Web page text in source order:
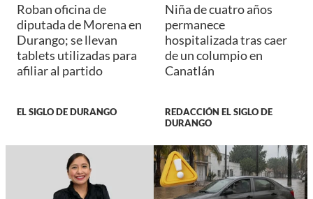
Roban oficina de
diputada de Morena en
Durango; se llevan
tablets utilizadas para
afiliar al partido
EL SIGLO DE DURANGO
Niña de cuatro años
permanece
hospitalizada tras caer
de un columpio en
Canatlán
REDACCIÓN EL SIGLO DE
DURANGO